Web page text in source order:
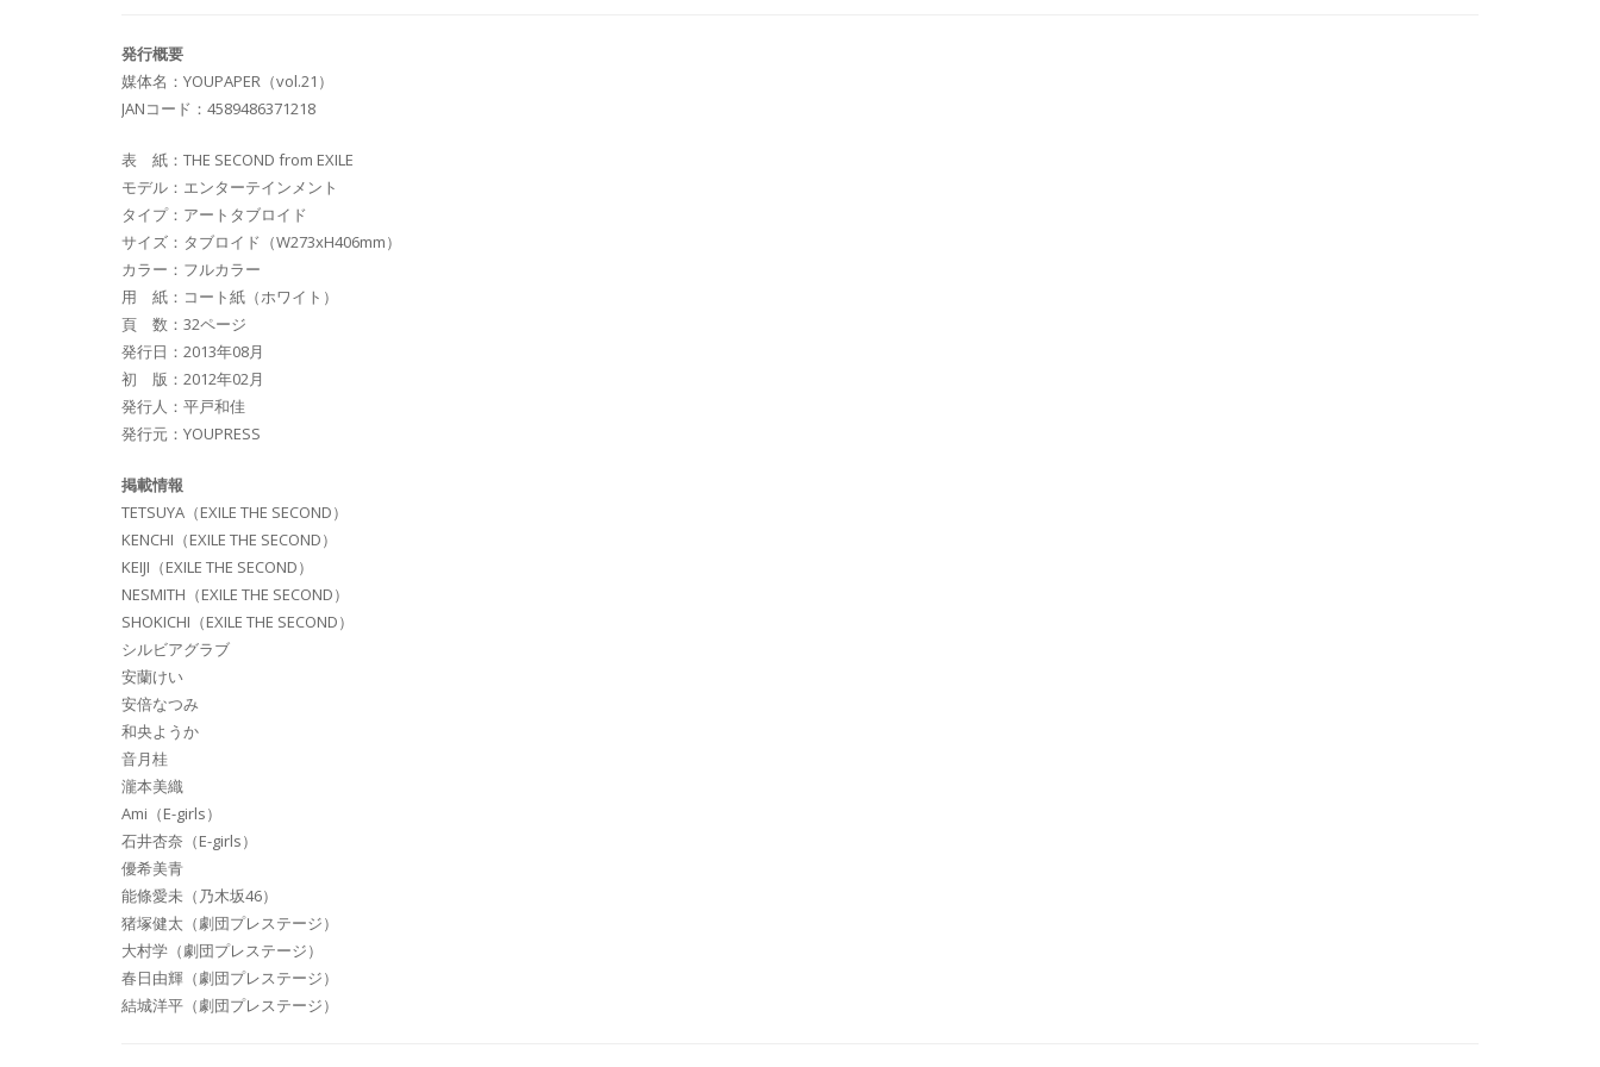
発行概要
媒体名：YOUPAPER（vol.21）
JANコード：4589486371218
表 紙：THE SECOND from EXILE
モデル：エンターテインメント
タイプ：アートタブロイド
サイズ：タブロイド（W273xH406mm）
カラー：フルカラー
用 紙：コート紙（ホワイト）
頁 数：32ページ
発行日：2013年08月
初 版：2012年02月
発行人：平戸和佳
発行元：YOUPRESS
掲載情報
TETSUYA（EXILE THE SECOND）
KENCHI（EXILE THE SECOND）
KEIJI（EXILE THE SECOND）
NESMITH（EXILE THE SECOND）
SHOKICHI（EXILE THE SECOND）
シルビアグラブ
安蘭けい
安倍なつみ
和央ようか
音月桂
瀧本美織
Ami（E-girls）
石井杏奈（E-girls）
優希美青
能條愛未（乃木坂46）
猪塚健太（劇団プレステージ）
大村学（劇団プレステージ）
春日由輝（劇団プレステージ）
結城洋平（劇団プレステージ）